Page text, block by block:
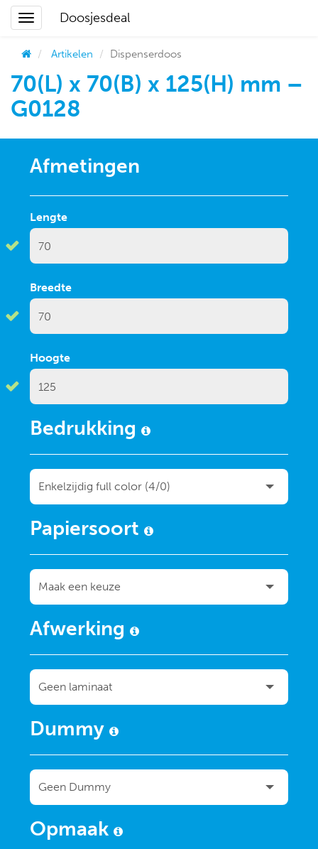
Doosjesdeal
Artikelen Dispenserdoos
70(L) x 70(B) x 125(H) mm –
G0128
Afmetingen
Lengte
Breedte
Hoogte
Bedrukking
Papiersoort
Afwerking
Dummy
Opmaak